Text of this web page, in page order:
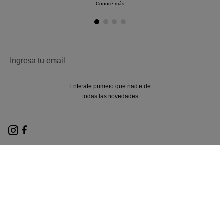
Conocé más
Enterate primero que nadie de
todas las novedades